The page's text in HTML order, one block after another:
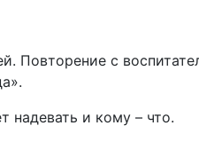
Повторение с
надевать и кому – что.